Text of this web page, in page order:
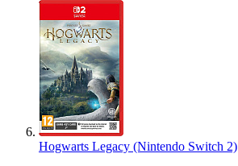
Hogwarts Legacy (Nintendo Switch 2)